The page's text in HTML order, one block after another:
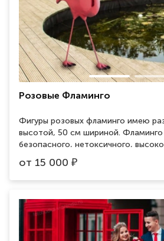
Розовые Фламинго
Фигуры розовых фламинго имею
высотой, 50 см шириной. Фламинго
безопасного, нетоксичного,
пенопласта. Такие декорации
самостоятельном создании
мероприятиях. Например, отлично
фестиваля.
от 15 000 ₽